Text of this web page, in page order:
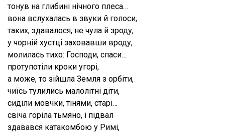
тонув на глибині нічного плеса…
вона вслухалась в звуки й голоси,
таких, здавалося, не чула й зроду,
у чорній хустці заховавши вроду,
молилась тихо: Господи, спаси…
протупотіли кроки угорі,
а може, то зійшла Земля з орбіти,
чиїсь тулились малолітні діти,
сиділи мовчки, тінями, старі…
свіча горіла тьмяно, і підвал
здавався катакомбою у Римі,